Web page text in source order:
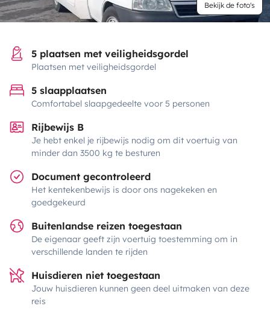
Bekijk de foto's
5 plaatsen met veiligheidsgordel
Plaatsen met veiligheidsgordel
5 slaapplaatsen
Comfortabel slaapgedeelte voor 5 personen
Rijbewijs B
Je hebt enkel je rijbewijs nodig om dit voertuig van
minder dan 3500 kg te besturen
Document gecontroleerd
Het kentekenbewijs is door ons nagekeken en
goedgekeurd
Buitenlandse reizen toegestaan
De eigenaar geeft zijn voertuig toestemming om in
verschillende landen te rijden
Huisdieren niet toegestaan
Jouw huisdieren kunnen geen deel uitmaken van deze
reis